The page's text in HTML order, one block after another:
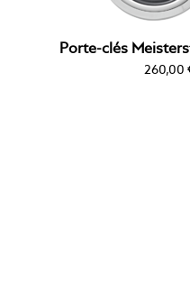
Porte-clés
260,00